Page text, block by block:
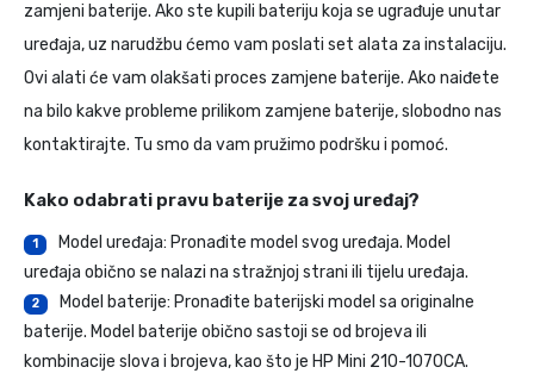
zamjeni baterije. Ako ste kupili bateriju koja se ugrađuje unutar
uređaja, uz narudžbu ćemo vam poslati set alata za instalaciju.
Ovi alati će vam olakšati proces zamjene baterije. Ako naiđete
na bilo kakve probleme prilikom zamjene baterije, slobodno nas
kontaktirajte. Tu smo da vam pružimo podršku i pomoć.
Kako odabrati pravu baterije za svoj uređaj?
1
Model uređaja: Pronađite model svog uređaja. Model
uređaja obično se nalazi na stražnjoj strani ili tijelu uređaja.
2
Model baterije: Pronađite baterijski model sa originalne
baterije. Model baterije obično sastoji se od brojeva ili
kombinacije slova i brojeva, kao što je HP Mini 210-1070CA.